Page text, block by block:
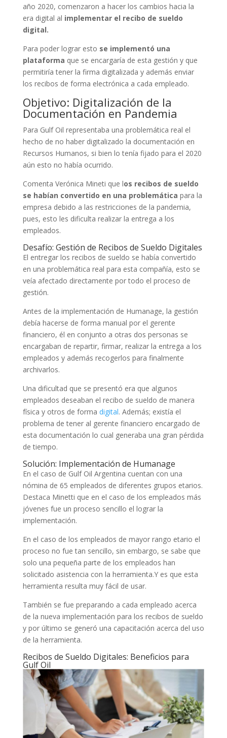
año 2020, comenzaron a hacer los cambios hacia la
era digital al implementar el recibo de sueldo
digital.
Para poder lograr esto se implementó una
plataforma que se encargaría de esta gestión y que
permitiría tener la firma digitalizada y además enviar
los recibos de forma electrónica a cada empleado.
Objetivo: Digitalización de la
Documentación en Pandemia
Para Gulf Oil representaba una problemática real el
hecho de no haber digitalizado la documentación en
Recursos Humanos, si bien lo tenía fijado para el 2020
aún esto no había ocurrido.
Comenta Verónica Mineti que los recibos de sueldo
se habían convertido en una problemática para la
empresa debido a las restricciones de la pandemia,
pues, esto les dificulta realizar la entrega a los
empleados.
Desafío: Gestión de Recibos de Sueldo Digitales
El entregar los recibos de sueldo se había convertido
en una problemática real para esta compañía, esto se
veía afectado directamente por todo el proceso de
gestión.
Antes de la implementación de Humanage, la gestión
debía hacerse de forma manual por el gerente
financiero, él en conjunto a otras dos personas se
encargaban de repartir, firmar, realizar la entrega a los
empleados y además recogerlos para finalmente
archivarlos.
Una dificultad que se presentó era que algunos
empleados deseaban el recibo de sueldo de manera
física y otros de forma digital. Además; existía el
problema de tener al gerente financiero encargado de
esta documentación lo cual generaba una gran pérdida
de tiempo.
Solución: Implementación de Humanage
En el caso de Gulf Oil Argentina cuentan con una
nómina de 65 empleados de diferentes grupos etarios.
Destaca Minetti que en el caso de los empleados más
jóvenes fue un proceso sencillo el lograr la
implementación.
En el caso de los empleados de mayor rango etario el
proceso no fue tan sencillo, sin embargo, se sabe que
solo una pequeña parte de los empleados han
solicitado asistencia con la herramienta.Y es que esta
herramienta resulta muy fácil de usar.
También se fue preparando a cada empleado acerca
de la nueva implementación para los recibos de sueldo
y por último se generó una capacitación acerca del uso
de la herramienta.
Recibos de Sueldo Digitales: Beneficios para
Gulf Oil